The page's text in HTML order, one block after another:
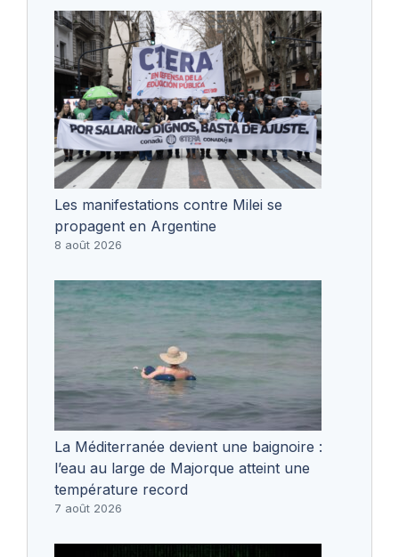
Les manifestations contre Milei se
propagent en Argentine
8 août 2026
La Méditerranée devient une baignoire :
l’eau au large de Majorque atteint une
température record
7 août 2026